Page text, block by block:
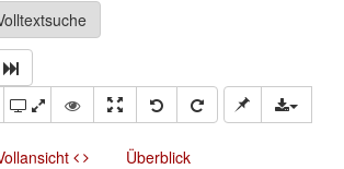
Überblick